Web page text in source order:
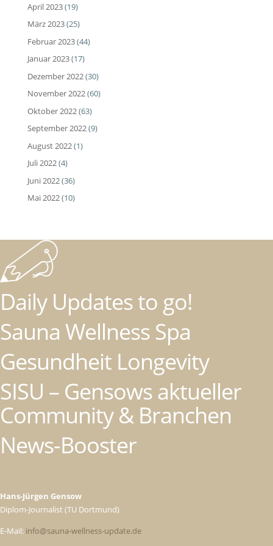
April 2023(19)
März 2023(25)
Februar 2023(44)
Januar 2023(17)
Dezember 2022(30)
November 2022(60)
Oktober 2022(63)
September 2022(9)
August 2022(1)
Juli 2022(4)
Juni 2022(36)
Mai 2022(10)
Daily Updates to go!
Sauna Wellness Spa
Gesundheit Longevity
SISU – Gensows aktueller
Community & Branchen
News-Booster
Hans-Jürgen Gensow
Diplom-Journalist (TU Dortmund)
E-Mail: info@sauna-wellness-update.de